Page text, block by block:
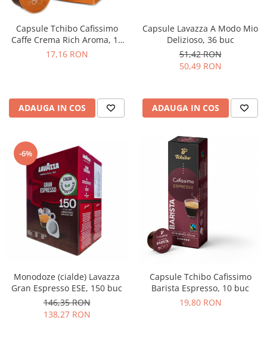
Capsule Tchibo Cafissimo
Caffe Crema Rich Aroma, 10
buc
17,16 RON
ADAUGA IN COS
Capsule Lavazza A Modo Mio
Delizioso, 36 buc
51,42 RON
50,49 RON
ADAUGA IN COS
-6%
Monodoze (cialde) Lavazza
Gran Espresso ESE, 150 buc
146,35 RON
138,27 RON
Capsule Tchibo Cafissimo
Barista Espresso, 10 buc
19,80 RON